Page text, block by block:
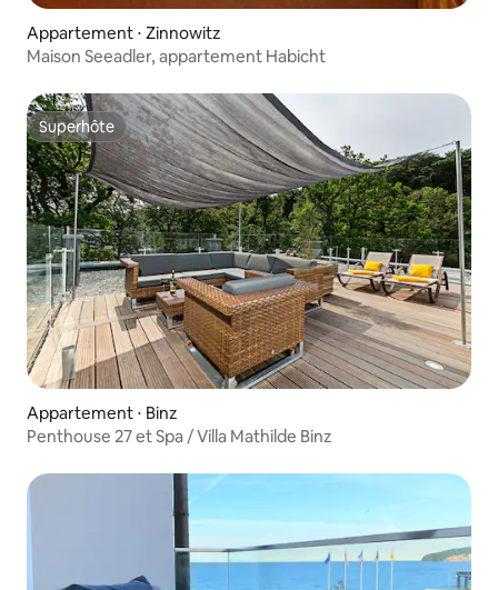
Appartement ⋅ Zinnowitz
Maison Seeadler, appartement Habicht
Superhôte
Superhôte
Appartement ⋅ Binz
Penthouse 27 et Spa / Villa Mathilde Binz